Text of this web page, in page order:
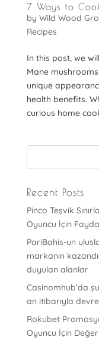
7 Ways to
by Wild Wood
Recipes
In this post, we
Mane
unique
health benefits.
curious home
Recent Posts
Pinco Teşvik
Oyuncu İçin
PariBahis-un
markanın
duyulan alanlar
Casinomhub’da
an itibarıyla
Rokubet
Oyuncu İçin